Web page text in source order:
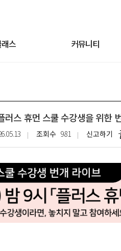
스 커뮤니티
스 휴먼 스쿨 수강생을 위한
조회수 981 신고하기